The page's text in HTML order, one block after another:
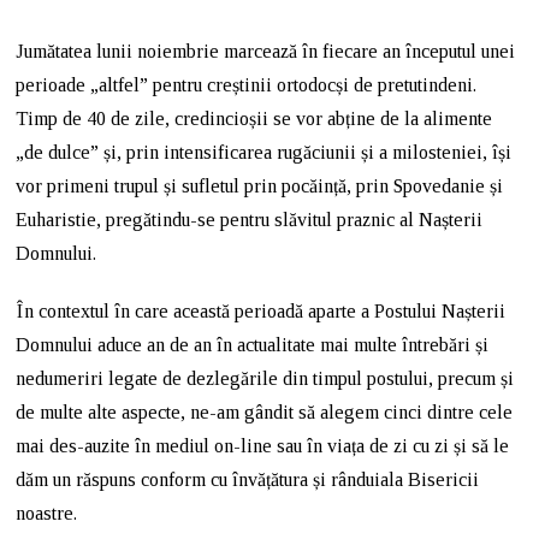
Jumătatea lunii noiembrie marcează în fiecare an începutul unei
perioade „altfel” pentru creștinii ortodocși de pretutindeni.
Timp de 40 de zile, credincioșii se vor abține de la alimente
„de dulce” și, prin intensificarea rugăciunii și a milosteniei, își
vor primeni trupul și sufletul prin pocăință, prin Spovedanie și
Euharistie, pregătindu-se pentru slăvitul praznic al Nașterii
Domnului.
În contextul în care această perioadă aparte a Postului Nașterii
Domnului aduce an de an în actualitate mai multe întrebări și
nedumeriri legate de dezlegările din timpul postului, precum și
de multe alte aspecte, ne-am gândit să alegem cinci dintre cele
mai des-auzite în mediul on-line sau în viața de zi cu zi și să le
dăm un răspuns conform cu învățătura și rânduiala Bisericii
noastre.